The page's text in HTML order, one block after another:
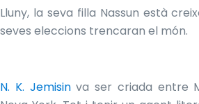
Lluny, la seva filla Nassun està
seves eleccions trencaran el món.
N. K. Jemisinva ser criada entre